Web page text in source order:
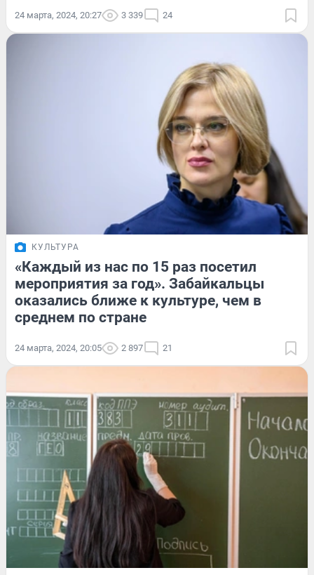
24 марта, 2024, 20:27 3 339 24
КУЛЬТУРА
«Каждый из нас по 15 раз посетил
мероприятия за год». Забайкальцы
оказались ближе к культуре, чем в
среднем по стране
24 марта, 2024, 20:05 2 897 21